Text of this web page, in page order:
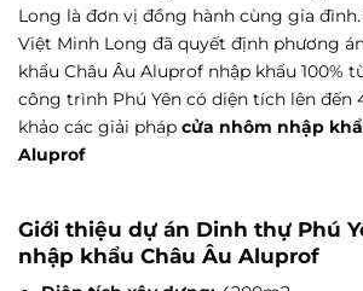
Long là đơn vị đồng hành cùng gia
Việt Minh Long đã quyết định phương
khẩu Châu Âu Aluprof nhập khẩu 100%
công trình Phú Yên có diện tích lên đến
khảo các giải pháp cửa nhôm nhập
Aluprof
Giới thiệu dự án Dinh thự Phú
nhập khẩu Châu Âu Aluprof